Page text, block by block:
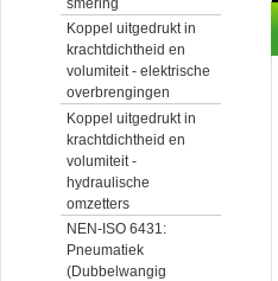
Koppel uitgedrukt in
krachtdichtheid en
volumiteit - elektrische
overbrengingen
Koppel uitgedrukt in
krachtdichtheid en
volumiteit -
hydraulische
omzetters
NEN-ISO 6431:
Pneumatiek
(Dubbelwangig